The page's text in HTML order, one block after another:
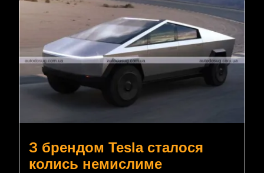
З брендом Tesla сталося
колись немислиме